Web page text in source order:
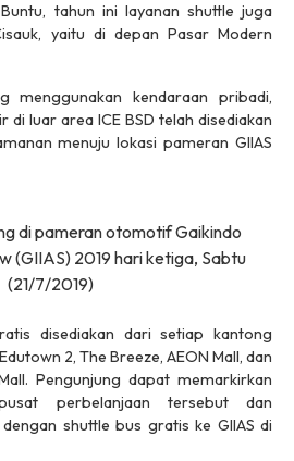
tahun ini layanan shuttle juga
yaitu di depan Pasar Modern
menggunakan kendaraan pribadi,
luar area ICE BSD telah disediakan
menuju lokasi pameran GIIAS
di pameran otomotif Gaikindo
(GIIAS) 2019 hari ketiga, Sabtu
(21/7/2019)
disediakan dari setiap kantong
2, The Breeze, AEON Mall, dan
Pengunjung dapat memarkirkan
perbelanjaan tersebut dan
shuttle bus gratis ke GIIAS di